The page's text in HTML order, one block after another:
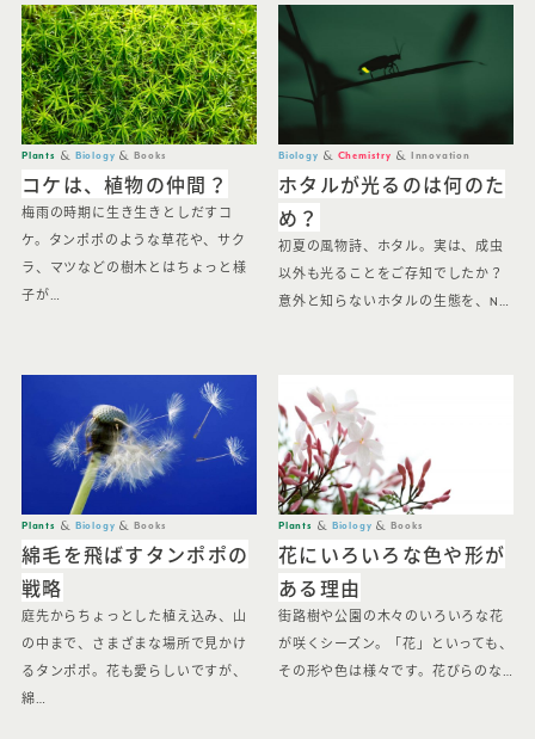
Plants Biology Books
コケは、植物の仲間？
梅雨の時期に生き生きとしだすコ
ケ。タンポポのような草花や、サク
ラ、マツなどの樹木とはちょっと様
子が…
Biology Chemistry Innovation
ホタルが光るのは何のた
め？
初夏の風物詩、ホタル。実は、成虫
以外も光ることをご存知でしたか？
意外と知らないホタルの生態を、N…
Plants Biology Books
綿毛を飛ばすタンポポの
戦略
庭先からちょっとした植え込み、山
の中まで、さまざまな場所で見かけ
るタンポポ。花も愛らしいですが、
綿…
Plants Biology Books
花にいろいろな色や形が
ある理由
街路樹や公園の木々のいろいろな花
が咲くシーズン。「花」といっても、
その形や色は様々です。花びらのな…